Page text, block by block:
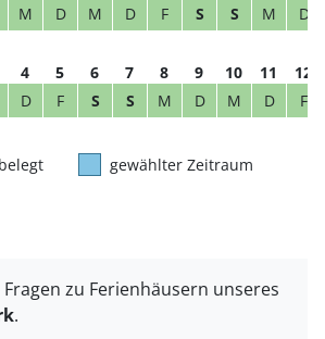
M D M D F S S M D
4 5 6 7 8 9 10 11
12
D F S S M D M D F
belegt gewählter Zeitraum
zu Ferienhäusern unseres
.